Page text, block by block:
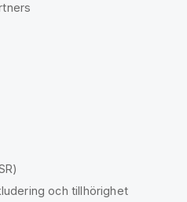
och tillhörighet